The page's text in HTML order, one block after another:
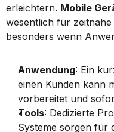
erleichtern. Mobile
wesentlich für
besonders wenn
Anwendung: Ein
einen Kunden kann
vorbereitet und
Tools: Dedizierte
Systeme sorgen für